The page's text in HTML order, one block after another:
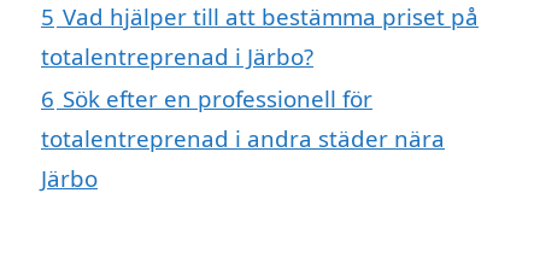
5 Vad hjälper till att bestämma priset på
totalentreprenad i Järbo?
6 Sök efter en professionell för
totalentreprenad i andra städer nära
Järbo